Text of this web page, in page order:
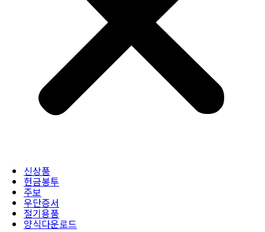
신상품
헌금봉투
주보
우단증서
절기용품
양식다운로드